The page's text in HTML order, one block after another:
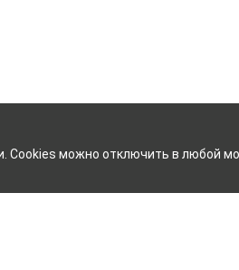
Cookies можно отключить в любой